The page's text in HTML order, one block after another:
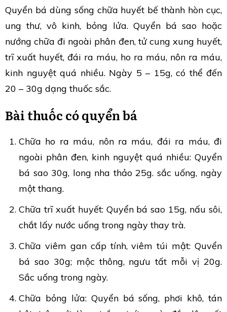
Quyển bá dùng sống chữa huyết bế thành hòn cục,
ung thư, vô kinh, bỏng lửa. Quyển bá sao hoặc
nướng chữa đi ngoài phân đen, tử cung xung huyết,
trĩ xuất huyết, đái ra máu, ho ra máu, nôn ra máu,
kinh nguyệt quá nhiều. Ngày 5 – 15g, có thể đến
20 – 30g dạng thuốc sắc.
Bài thuốc có quyển bá
Chữa ho ra máu, nôn ra máu, đái ra máu, đi
ngoài phân đen, kinh nguyệt quá nhiều: Quyển
bá sao 30g, long nha thảo 25g. sắc uống, ngày
một thang.
Chữa trĩ xuất huyết: Quyển bá sao 15g, nấu sôi,
chắt lấy nước uống trong ngày thay trà.
Chữa viêm gan cấp tính, viêm túi mật: Quvển
bá sao 30g; mộc thông, ngưu tất mỗi vị 20g.
Sắc uống trong ngày.
Chữa bỏng lửa: Quyển bá sống, phơi khô, tán